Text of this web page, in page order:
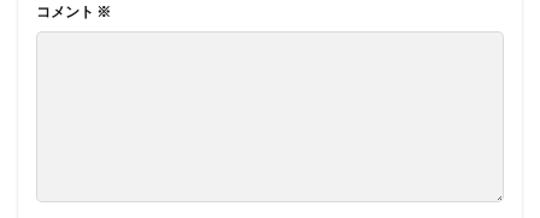
コメント ※